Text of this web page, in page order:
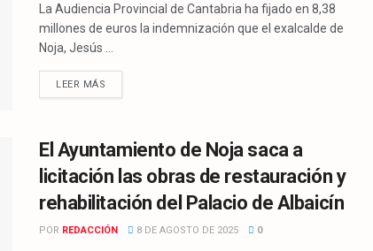
La Audiencia Provincial de Cantabria ha fijado en 8,38
millones de euros la indemnización que el exalcalde de
Noja, Jesús ...
LEER MÁS
El Ayuntamiento de Noja saca a
licitación las obras de restauración y
rehabilitación del Palacio de Albaicín
POR REDACCIÓN 8 DE AGOSTO DE 2025 0